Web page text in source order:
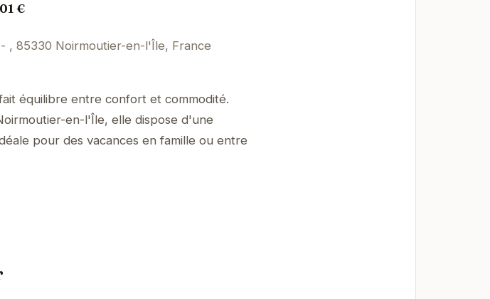
€
, 85330 Noirmoutier-en-l'Île, France
équilibre entre confort et commodité.
en-l'Île, elle dispose d'une
pour des vacances en famille ou entre